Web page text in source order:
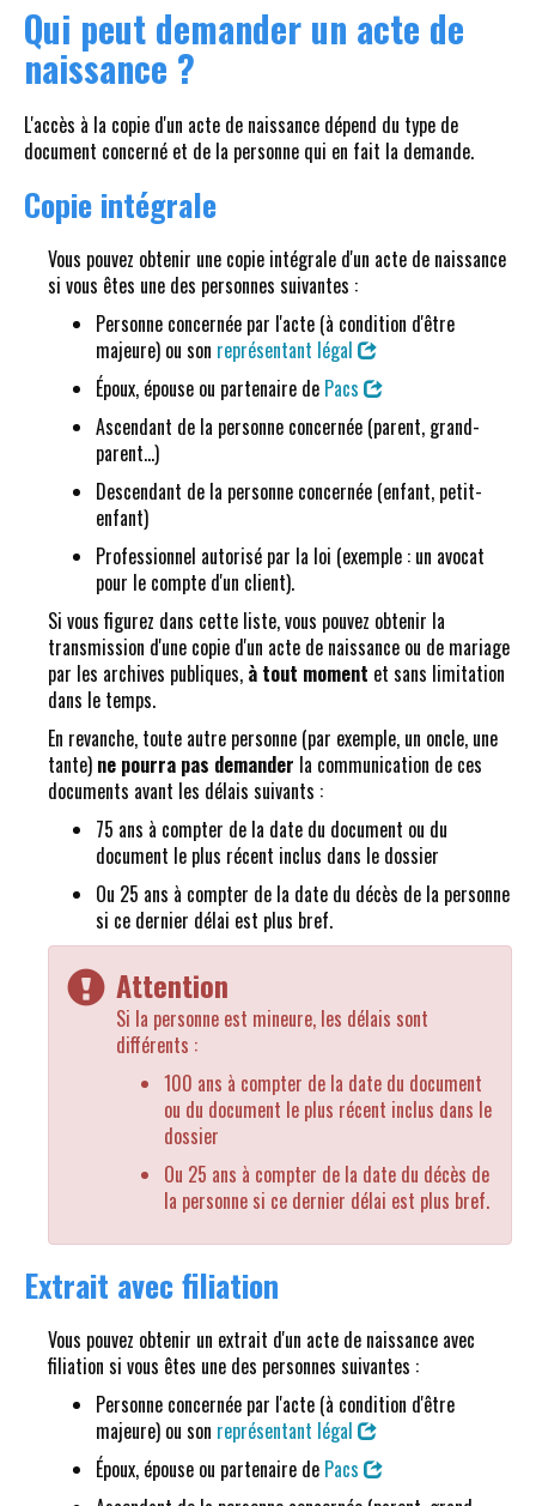
Qui peut demander un acte de
naissance ?
L'accès à la copie d'un acte de naissance dépend du type de
document concerné et de la personne qui en fait la demande.
Copie intégrale
Vous pouvez obtenir une copie intégrale d'un acte de naissance
si vous êtes une des personnes suivantes :
Personne concernée par l'acte (à condition d'être
majeure) ou son représentant légal
Époux, épouse ou partenaire de Pacs
Ascendant de la personne concernée (parent, grand-
parent...)
Descendant de la personne concernée (enfant, petit-
enfant)
Professionnel autorisé par la loi (exemple : un avocat
pour le compte d'un client).
Si vous figurez dans cette liste, vous pouvez obtenir la
transmission d'une copie d'un acte de naissance ou de mariage
par les archives publiques, à tout moment et sans limitation
dans le temps.
En revanche, toute autre personne (par exemple, un oncle, une
tante) ne pourra pas demander la communication de ces
documents avant les délais suivants :
75 ans à compter de la date du document ou du
document le plus récent inclus dans le dossier
Ou 25 ans à compter de la date du décès de la personne
si ce dernier délai est plus bref.
Attention
Si la personne est mineure, les délais sont
différents :
100 ans à compter de la date du document
ou du document le plus récent inclus dans le
dossier
Ou 25 ans à compter de la date du décès de
la personne si ce dernier délai est plus bref.
Extrait avec filiation
Vous pouvez obtenir un extrait d'un acte de naissance avec
filiation si vous êtes une des personnes suivantes :
Personne concernée par l'acte (à condition d'être
majeure) ou son représentant légal
Époux, épouse ou partenaire de Pacs